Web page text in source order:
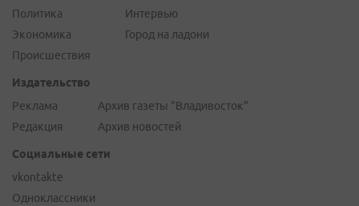
Политика
Экономика
Происшествия
Интервью
Город на ладони
Издательство
Реклама
Редакция
Архив газеты "Владивосток"
Архив новостей
Социальные сети
vkontakte
Одноклассники